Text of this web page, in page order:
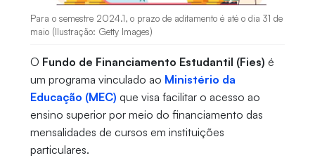
Para o semestre 2024.1, o prazo de aditamento é até o dia 31 de
maio (Ilustração: Getty Images)
O Fundo de Financiamento Estudantil (Fies) é
um programa vinculado ao Ministério da
Educação (MEC) que visa facilitar o acesso ao
ensino superior por meio do financiamento das
mensalidades de cursos em instituições
particulares.